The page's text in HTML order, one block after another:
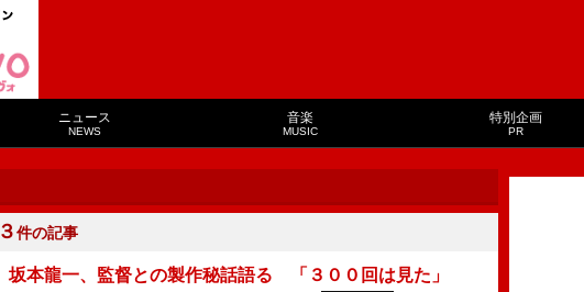
ニュース
NEWS
音楽
MUSIC
特別企画
PR
３件の記事
坂本龍一、監督との製作秘話語る 「３００回は見た」